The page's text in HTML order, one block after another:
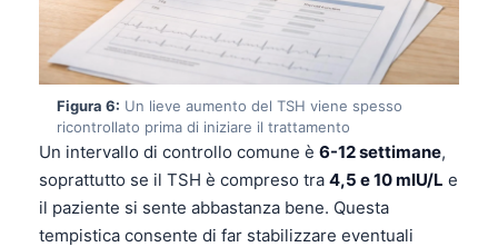
Figura 6: Un lieve aumento del TSH viene spesso
ricontrollato prima di iniziare il trattamento
Un intervallo di controllo comune è 6-12 settimane,
soprattutto se il TSH è compreso tra 4,5 e 10 mIU/L e
il paziente si sente abbastanza bene. Questa
tempistica consente di far stabilizzare eventuali
ქართული
Русский
Lietuvių kalba
Polski
Slovenščina